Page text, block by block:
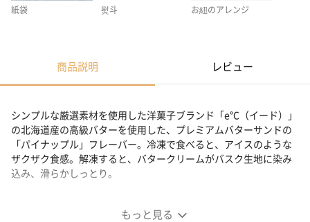
紙袋 熨斗 お紐のアレンジ
商品説明 レビュー
もっと見る
シンプルな厳選素材を使用した洋菓子ブランド「e℃（イード）」
の北海道産の高級バターを使用した、プレミアムバターサンドの
「パイナップル」フレーバー。冷凍で食べると、アイスのような
ザクザク食感。解凍すると、バタークリームがバスク生地に染み
込み、滑らかしっとり。
北海道バターサンド／パイナップルとココナッツ 4個セッ